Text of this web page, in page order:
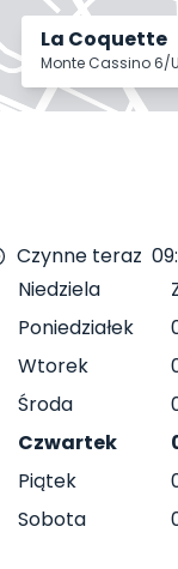
La Coquette
Monte Cassino 6/
Czynne teraz
Niedziela
Poniedziałek
Wtorek
Środa
Czwartek
Piątek
Sobota